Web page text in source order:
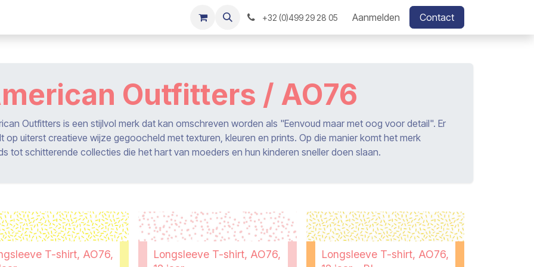
+32 (0)499 29 28 05 Aanmelden Contact
Outfitters / AO76
Outfitters is een stijlvol merk dat kan omschreven worden als "Eenvoud maar met oog voor detail". Er
op uiterst creatieve wijze gegoocheld met texturen, kleuren en prints. Op die manier komt het merk
tot schitterende collecties die het hart van moeders en hun kinderen sneller doen slaan.
T-shirt, AO76,
Longsleeve T-shirt, AO76,
Longsleeve T-shirt, AO76,